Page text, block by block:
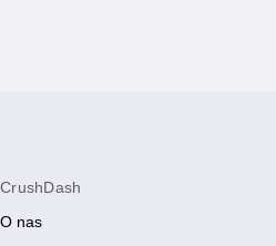
CrushDash
O nas